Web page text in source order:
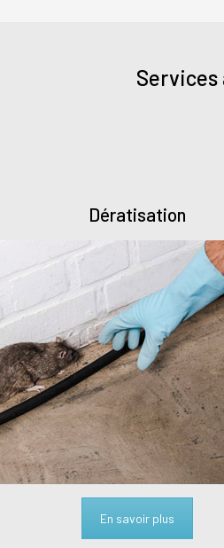
Dératisation
En savoir plus